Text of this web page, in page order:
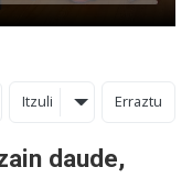
Itzuli Erraztu
daude,